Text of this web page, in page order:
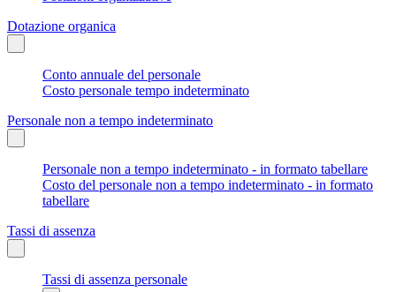
Dotazione organica
Conto annuale del personale
Costo personale tempo indeterminato
Personale non a tempo indeterminato
Personale non a tempo indeterminato - in formato tabellare
Costo del personale non a tempo indeterminato - in formato
tabellare
Tassi di assenza
Tassi di assenza personale